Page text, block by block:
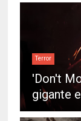
Terror
'Don't
gigante